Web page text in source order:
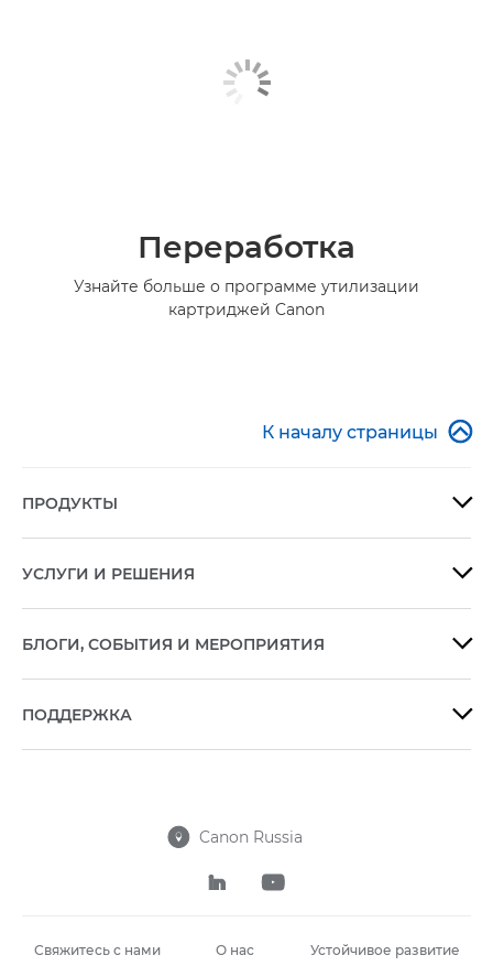
Переработка
Узнайте больше о программе утилизации
картриджей Canon
К началу страницы 
ПРОДУКТЫ 
УСЛУГИ И РЕШЕНИЯ 
БЛОГИ, СОБЫТИЯ И МЕРОПРИЯТИЯ 
ПОДДЕРЖКА 
 Canon Russia
 
Свяжитесь с нами О нас Устойчивое развитие